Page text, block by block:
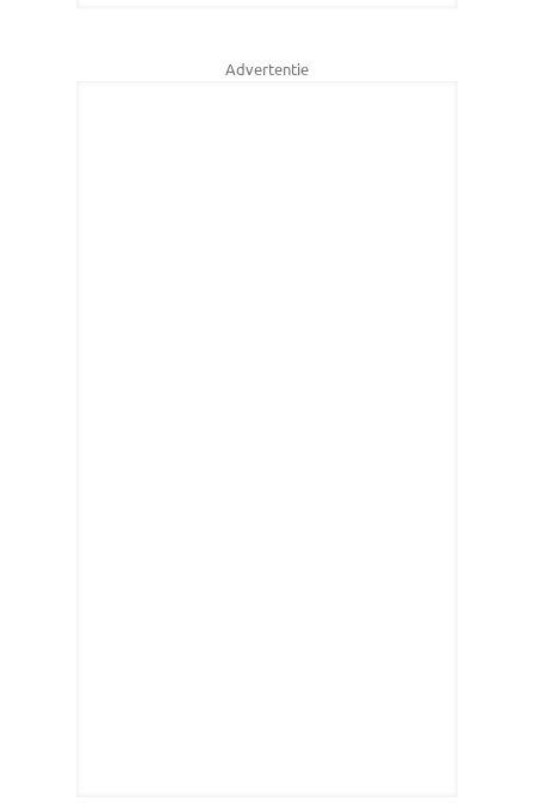
Advertentie